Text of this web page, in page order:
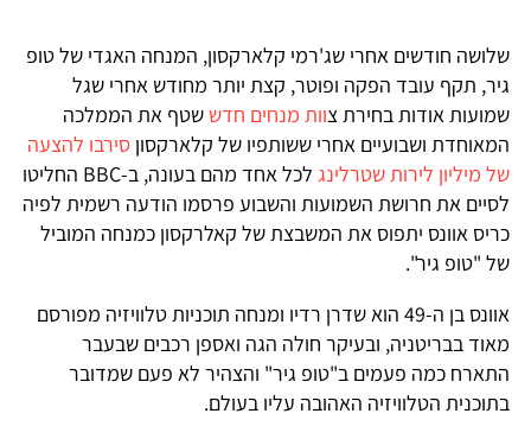
שלושה חודשים אחרי שג'רמי קלארקסון, המנחה האגדי של טופ
גיר, תקף עובד הפקה ופוטר, קצת יותר מחודש אחרי שגל
שמועות אודות בחירת צוות מנחים חדש שטף את הממלכה
המאוחדת ושבועיים אחרי ששותפיו של קלארקסון סירבו להצעה
של מיליון לירות שטרלינג
לכל אחד מהם בעונה, ב-BBC החליטו
לסיים את חרושת השמועות והשבוע פרסמו הודעה רשמית לפיה
כריס אוונס יתפוס את המשבצת של קאלרקסון כמנחה המוביל
של "טופ גיר".
אוונס בן ה-49 הוא שדרן רדיו ומנחה תוכניות טלוויזיה מפורסם
מאוד בבריטניה, ובעיקר חולה הגה ואספן רכבים שבעבר
התארח כמה פעמים ב"טופ גיר" והצהיר לא פעם שמדובר
בתוכנית הטלוויזיה האהובה עליו בעולם.